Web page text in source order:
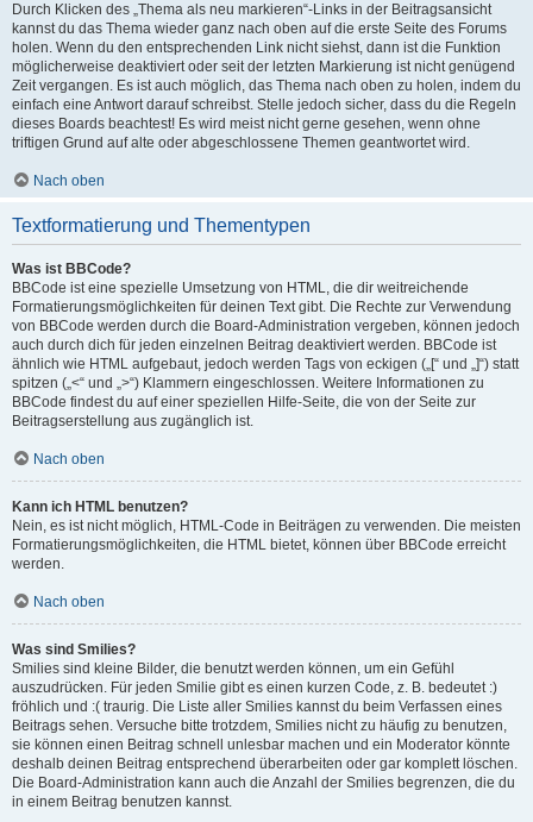
Durch Klicken des „Thema als neu markieren“-Links in der Beitragsansicht
kannst du das Thema wieder ganz nach oben auf die erste Seite des Forums
holen. Wenn du den entsprechenden Link nicht siehst, dann ist die Funktion
möglicherweise deaktiviert oder seit der letzten Markierung ist nicht genügend
Zeit vergangen. Es ist auch möglich, das Thema nach oben zu holen, indem du
einfach eine Antwort darauf schreibst. Stelle jedoch sicher, dass du die Regeln
dieses Boards beachtest! Es wird meist nicht gerne gesehen, wenn ohne
triftigen Grund auf alte oder abgeschlossene Themen geantwortet wird.
Nach oben
Textformatierung und Thementypen
Was ist BBCode?
BBCode ist eine spezielle Umsetzung von HTML, die dir weitreichende
Formatierungsmöglichkeiten für deinen Text gibt. Die Rechte zur Verwendung
von BBCode werden durch die Board-Administration vergeben, können jedoch
auch durch dich für jeden einzelnen Beitrag deaktiviert werden. BBCode ist
ähnlich wie HTML aufgebaut, jedoch werden Tags von eckigen („[“ und „]“) statt
spitzen („<“ und „>“) Klammern eingeschlossen. Weitere Informationen zu
BBCode findest du auf einer speziellen Hilfe-Seite, die von der Seite zur
Beitragserstellung aus zugänglich ist.
Nach oben
Kann ich HTML benutzen?
Nein, es ist nicht möglich, HTML-Code in Beiträgen zu verwenden. Die meisten
Formatierungsmöglichkeiten, die HTML bietet, können über BBCode erreicht
werden.
Nach oben
Was sind Smilies?
Smilies sind kleine Bilder, die benutzt werden können, um ein Gefühl
auszudrücken. Für jeden Smilie gibt es einen kurzen Code, z. B. bedeutet :)
fröhlich und :( traurig. Die Liste aller Smilies kannst du beim Verfassen eines
Beitrags sehen. Versuche bitte trotzdem, Smilies nicht zu häufig zu benutzen,
sie können einen Beitrag schnell unlesbar machen und ein Moderator könnte
deshalb deinen Beitrag entsprechend überarbeiten oder gar komplett löschen.
Die Board-Administration kann auch die Anzahl der Smilies begrenzen, die du
in einem Beitrag benutzen kannst.